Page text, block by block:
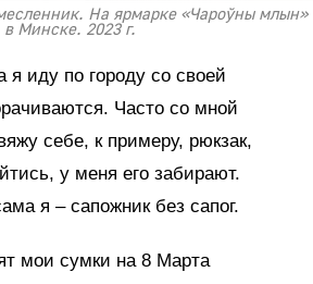
На ярмарке «Чароўны млын»
в Минске. 2023 г.
я иду по городу со своей
Часто со мной
себе, к примеру, рюкзак,
у меня его забирают.
я – сапожник без сапог.
мои сумки на 8 Марта